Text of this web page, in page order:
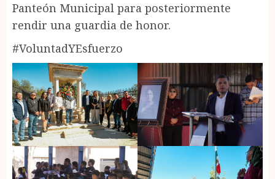
Panteón Municipal para posteriormente
rendir una guardia de honor.
#VoluntadYEsfuerzo